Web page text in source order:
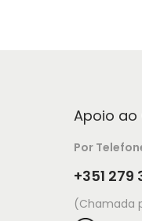
Apoio ao
Por
+351 279
(Chamada